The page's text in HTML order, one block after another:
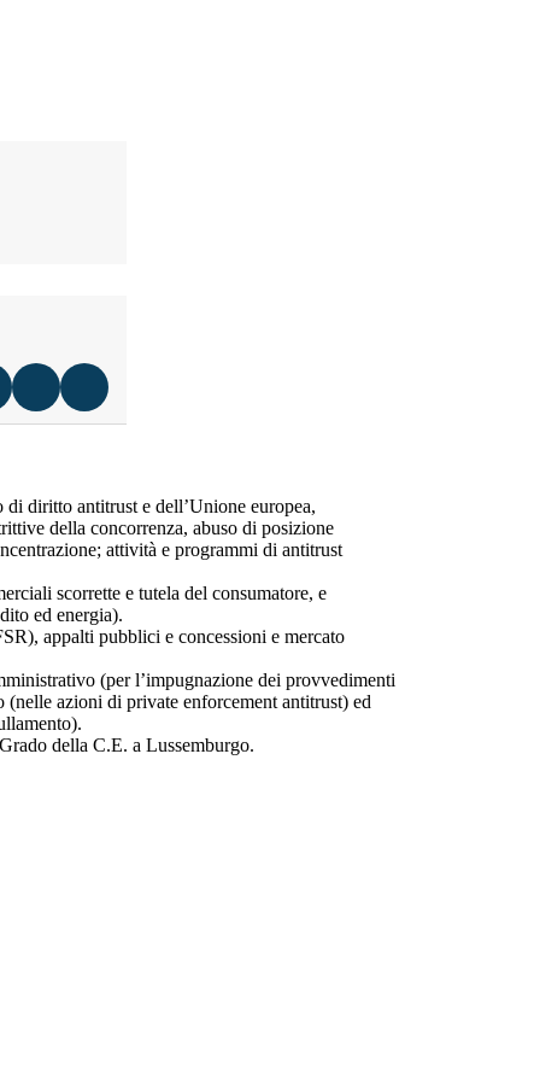
diritto antitrust e dell’Unione europea,
della concorrenza, abuso di posizione
attività e programmi di antitrust
scorrette e tutela del consumatore, e
ed energia).
appalti pubblici e concessioni e mercato
(per l’impugnazione dei provvedimenti
azioni di private enforcement antitrust) ed
della C.E. a Lussemburgo.